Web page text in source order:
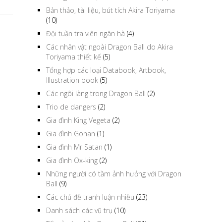
Bản thảo, tài liệu, bút tích Akira Toriyama
(10)
Đội tuần tra viên ngân hà (4)
Các nhân vật ngoài Dragon Ball do Akira
Toriyama thiết kế (5)
Tổng hợp các loại Databook, Artbook,
Illustration book (5)
Các ngôi làng trong Dragon Ball (2)
Trio de dangers (2)
Gia đình King Vegeta (2)
Gia đình Gohan (1)
Gia đình Mr Satan (1)
Gia đình Ox-king (2)
Những người có tầm ảnh hưởng với Dragon
Ball (9)
Các chủ đề tranh luận nhiều (23)
Danh sách các vũ trụ (10)